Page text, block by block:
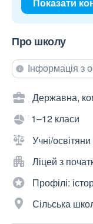
Про школу
Інформація з
Державна,
1–12 класи
Учні/освітяни
Ліцей з
Профілі:
Сільська